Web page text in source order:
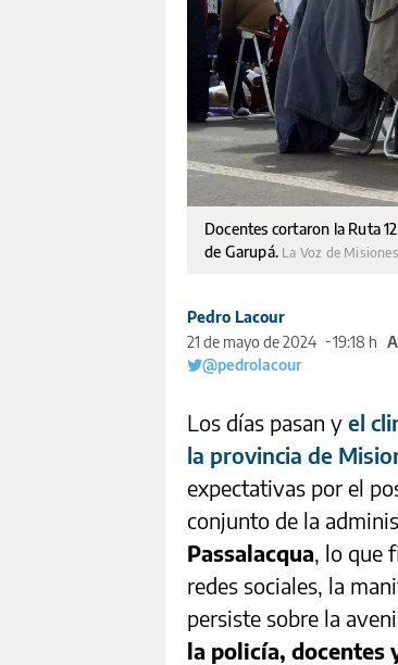
Docentes cortaron la Ruta
de Garupá. La Voz de Misiones
Pedro Lacour
21 de mayo de 2024
19:18 h
@pedrolacour
Los días pasan y el
la provincia de
expectativas por el
conjunto de la
Passalacqua, lo que
redes sociales, la
persiste sobre la
la policía, docentes